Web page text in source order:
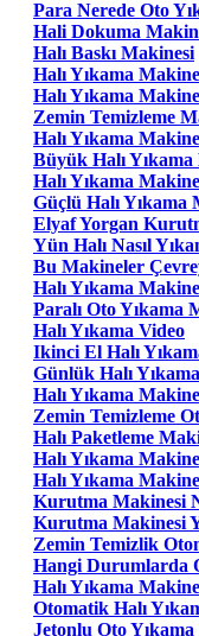
Para Nerede Oto
Hali Dokuma
Halı Baskı Makinesi
Halı Yıkama
Halı Yıkama
Zemin Temizleme
Halı Yıkama
Büyük Halı
Halı Yıkama
Güçlü Halı Yıkama
Elyaf Yorgan
Yün Halı Nasıl
Bu Makineler
Halı Yıkama
Paralı Oto Yıkama
Halı Yıkama Video
Ikinci El Halı
Günlük Halı
Halı Yıkama
Zemin Temizleme
Halı Paketleme
Halı Yıkama
Halı Yıkama
Kurutma Makinesi
Kurutma Makinesi
Zemin Temizlik
Hangi Durumlarda
Halı Yıkama
Otomatik Halı
Jetonlu Oto